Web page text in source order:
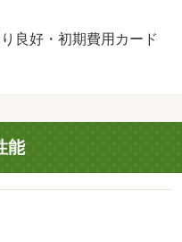
り良好／南向き／温水
入／礼金不要／敷金不
二人入居相談／駅まで
・礼金不要／保証会社利
用カード決済可／通風
西店（コンビニ）まで５
店（コンビニ）まで３９
ンビニ）まで４３４ｍ
ンビニ）まで６０２ｍ
良好・初期費用カード
能